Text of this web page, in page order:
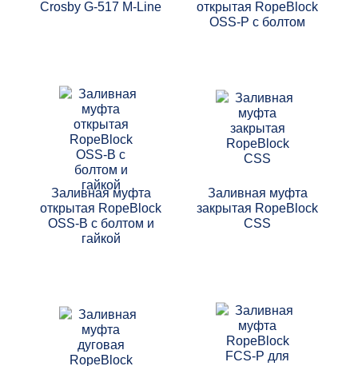
Crosby G-517 M-Line
открытая RopeBlock
OSS-P с болтом
Заливная муфта
открытая RopeBlock
OSS-B с болтом и
гайкой
Заливная муфта
закрытая RopeBlock
CSS